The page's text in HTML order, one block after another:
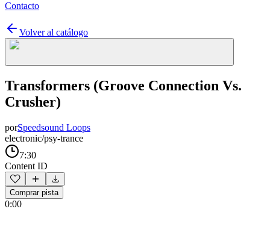
Contacto
Volver al catálogo
Transformers (Groove Connection Vs.
Crusher)
porSpeedsound Loops
electronic/psy-trance
7:30
Content ID
Comprar pista
0:00